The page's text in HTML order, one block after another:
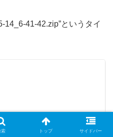
14_6-41-42.zip”というタイ
索 トップ サイドバー